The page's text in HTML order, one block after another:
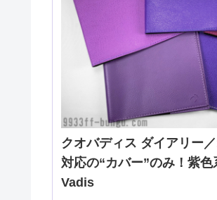
クオバディス ダイアリー
対応の“カバー”のみ！紫
Vadis